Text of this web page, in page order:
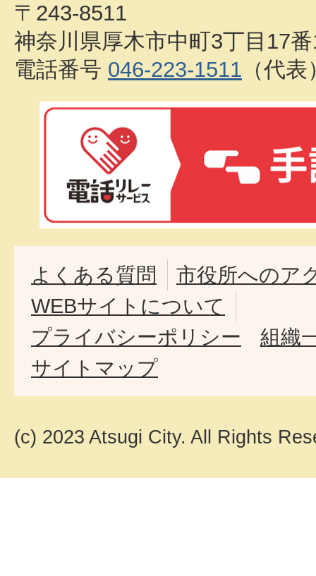
〒243-8511
神奈川県厚木市中町3丁目17
電話番号 046-223-1511 （代表
よくある質問
市役所へのア
WEBサイトについて
プライバシーポリシー
組織
サイトマップ
(c) 2023 Atsugi City. All Rights